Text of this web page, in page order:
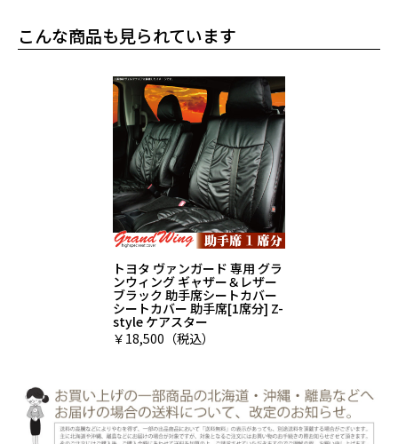
こんな商品も見られています
トヨタ ヴァンガード 専用 グラ
ンウィング ギャザー＆レザー
ブラック 助手席シートカバー
シートカバー 助手席[1席分] Z-
style ケアスター
￥18,500（税込）